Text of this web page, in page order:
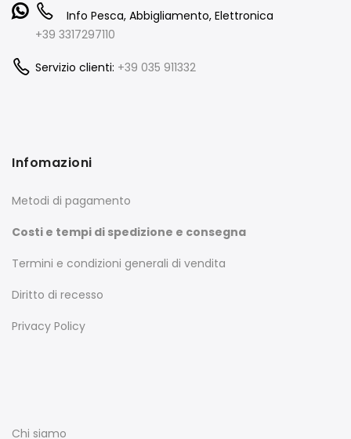
Info Pesca, Abbigliamento, Elettronica
+39 3317297110
Servizio clienti: +39 035 911332
Infomazioni
Metodi di pagamento
Costi e tempi di spedizione e consegna
Termini e condizioni generali di vendita
Diritto di recesso
Privacy Policy
Chi siamo